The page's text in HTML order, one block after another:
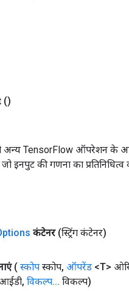
()
TensorFlow ऑपरेशन के
इनपुट की गणना का प्रतिनिधित्व
कंटेनर (स्ट्रिंग कंटेनर)
( स्कोप स्कोप, ऑपरेंड <T>
आईडी, विकल्प... विकल्प)